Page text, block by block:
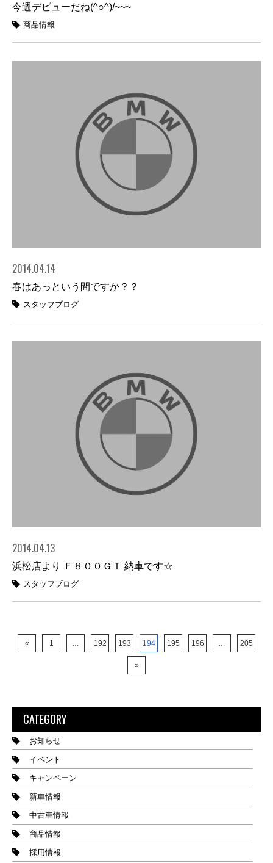
今週デビューだね(^○^)/~~~
商品情報
2014.04.14
春はあっという間ですか？？
スタッフブログ
2014.04.13
浜松店より Ｆ８００ＧＴ 納車です☆
スタッフブログ
« 1 … 192 193 194 195 196 … 205
»
CATEGORY
お知らせ
イベント
キャンペーン
新車情報
中古車情報
商品情報
採用情報